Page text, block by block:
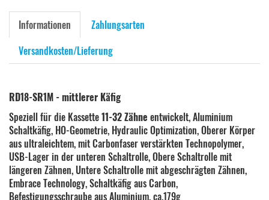
Informationen
Zahlungsarten
Versandkosten/Lieferung
RD18-SR1M - mittlerer Käfig
Speziell für die Kassette11-32 Zähne entwickelt, Aluminium
Schaltkäfig, HO-Geometrie, Hydraulic Optimization, Oberer Körper
aus ultraleichtem, mit Carbonfaser verstärkten Technopolymer,
USB-Lager in der unteren Schaltrolle, Obere Schaltrolle mit
längeren Zähnen, Untere Schaltrolle mit abgeschrägten Zähnen,
Embrace Technology, Schaltkäfig aus Carbon,
Befestigungsschraube aus Aluminium, ca.179g